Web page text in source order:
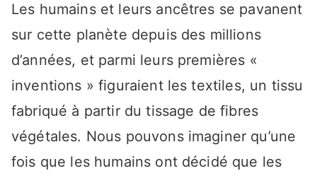
Les humains et leurs ancêtres se pavanent
sur cette planète depuis des millions
d’années, et parmi leurs premières «
inventions » figuraient les textiles, un tissu
fabriqué à partir du tissage de fibres
végétales. Nous pouvons imaginer qu’une
fois que les humains ont décidé que les